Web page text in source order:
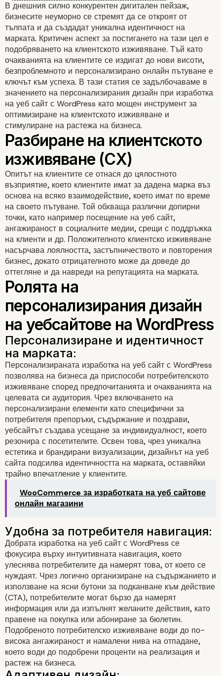
В днешния силно конкурентен дигитален пейзаж,
бизнесите неуморно се стремят да се откроят от
тълпата и да създадат уникална идентичност на
марката. Критичен аспект за постигането на тази цел е
подобряването на клиентското изживяване. Тъй като
очакванията на клиентите се издигат до нови висоти,
безпроблемното и персонализирано онлайн пътуване е
ключът към успеха. В тази статия се задълбочаваме в
значението на персонализирания дизайн при изработка
на уеб сайт с WordPress като мощен инструмент за
оптимизиране на клиентското изживяване и
стимулиране на растежа на бизнеса.
Разбиране на
изживяване (CX)
Опитът на клиентите се отнася до цялостното
възприятие, което клиентите имат за дадена марка въз
основа на всяко взаимодействие, което имат по време
на своето пътуване. Той обхваща различни допирни
точки, като например посещение на уеб сайт,
ангажираност в социалните медии, срещи с поддръжка
на клиенти и др. Положителното клиентско изживяване
насърчава лоялността, застъпничеството и повторения
бизнес, докато отрицателното може да доведе до
оттегляне и да навреди на репутацията на марката.
Ролята на
персонализирания
на уебсайтове на
Персонализиране и
на марката:
Персонализираната изработка на уеб сайт с WordPress
позволява на бизнеса да приспособи потребителското
изживяване според предпочитанията и очакванията на
целевата си аудитория. Чрез включването на
персонализирани елементи като специфични за
потребителя препоръки, съдържание и поздрави,
уебсайтът създава усещане за индивидуалност, което
резонира с посетителите. Освен това, чрез уникална
естетика и брандирани визуализации, дизайнът на уеб
сайта подсилва идентичността на марката, оставяйки
трайно впечатление у клиентите.
WooCommerce за изработката на уеб сайтове
онлайн магазини
Добрата изработка на уеб сайт с WordPress се
фокусира върху интуитивната навигация, което
улеснява потребителите да намерят това, от което се
нуждаят. Чрез логично организиране на съдържанието и
използване на ясни бутони за подканване към действие
(CTA), потребителите могат бързо да намерят
информация или да изпълнят желаните действия, като
правене на покупка или абониране за бюлетин.
Подобреното потребителско изживяване води до по-
висока ангажираност и намалени нива на отпадане,
което води до подобрени проценти на реализация и
растеж на бизнеса.